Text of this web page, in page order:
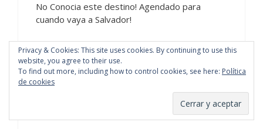
No Conocia este destino! Agendado para
cuando vaya a Salvador!
Responder
26 de junio de 2019 a las 13:01
Privacy & Cookies: This site uses cookies. By continuing to use this
website, you agree to their use.
To find out more, including how to control cookies, see here: Política
de cookies